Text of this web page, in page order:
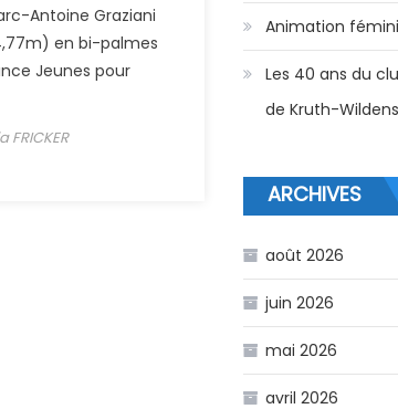
Antoine Graziani
en bi-palmes
Jeunes pour
FRICKER
Animation
Les 40 ans du
de Kruth-
ARCHIVES
août 2026
juin 2026
mai 2026
avril 2026